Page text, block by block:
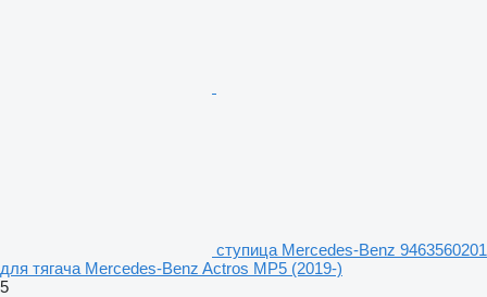
ступица Mercedes-Benz 9463560201
для тягача Mercedes-Benz Actros MP5 (2019-)
5